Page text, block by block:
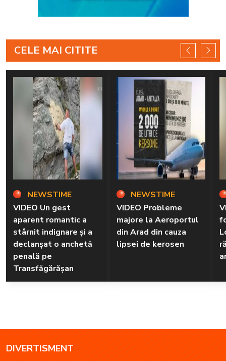
CELE MAI CITITE
NEWSTIME
VIDEO Un gest
aparent romantic a
stârnit indignare și a
declanșat o anchetă
penală pe
Transfăgărășan
NEWSTIME
VIDEO Probleme
majore la Aeroportul
din Arad din cauza
lipsei de kerosen
DIVERTISMENT